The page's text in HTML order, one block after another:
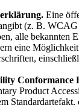
Eine
(z. B. WCAG
alle bekannten
eine
Conformance
Product
Standardartefakt,